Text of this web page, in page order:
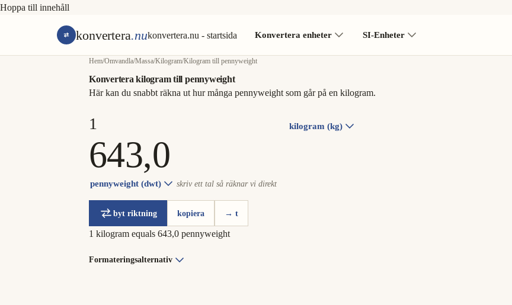
Hoppa till innehåll
konvertera.nukonvertera.nu - startsida Konvertera enheter SI-Enheter
Hem/Omvandla/Massa/Kilogram/Kilogram till pennyweight
Konvertera kilogram till pennyweight
Här kan du snabbt räkna ut hur många pennyweight som går på en kilogram.
kilogram (kg)
pennyweight (dwt) skriv ett tal så räknar vi direkt
byt riktning kopiera → t
1 kilogram equals 643,0 pennyweight
Formateringsalternativ